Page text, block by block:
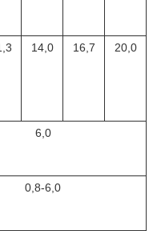
14,0 16,7 20,0
6,0
0,8-6,0